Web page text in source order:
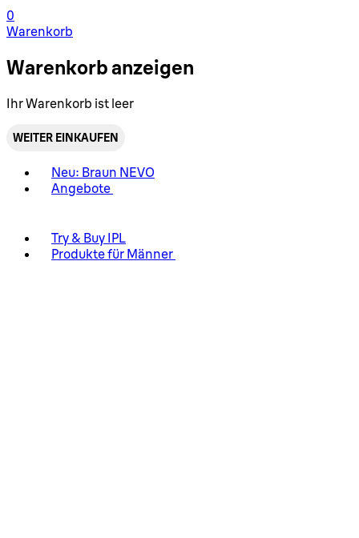
0
Warenkorb
Warenkorb anzeigen
Ihr Warenkorb ist leer
WEITER EINKAUFEN
Neu: Braun NEVO
Angebote
Try & Buy IPL
Produkte für Männer